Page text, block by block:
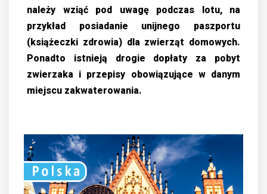
należy wziąć pod uwagę podczas lotu, na
przykład posiadanie unijnego paszportu
(książeczki zdrowia) dla zwierząt domowych.
Ponadto istnieją drogie dopłaty za pobyt
zwierzaka i przepisy obowiązujące w danym
miejscu zakwaterowania.